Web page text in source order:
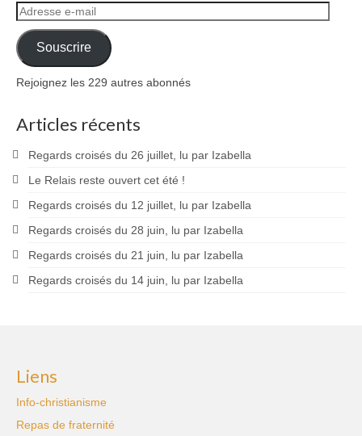
Adresse
e-
mail
Souscrire
Rejoignez les 229 autres abonnés
Articles récents
Regards croisés du 26 juillet, lu par Izabella
Le Relais reste ouvert cet été !
Regards croisés du 12 juillet, lu par Izabella
Regards croisés du 28 juin, lu par Izabella
Regards croisés du 21 juin, lu par Izabella
Regards croisés du 14 juin, lu par Izabella
Liens
Info-christianisme
Repas de fraternité